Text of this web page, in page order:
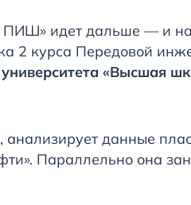
идет дальше — и на
2 курса Передовой
университета «Высшая
анализирует данные
Параллельно она